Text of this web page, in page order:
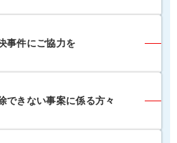
事件にご協力を
できない事案に係る方々